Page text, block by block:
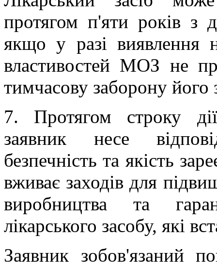
протягом п'яти років з
якщо у разі виявлення
властивостей МОЗ не
тимчасову заборону його
7. Протягом строку дії
заявник несе
безпечність та якість
вживає заходів для
виробництва та
лікарського засобу, які
Заявник зобов'язаний